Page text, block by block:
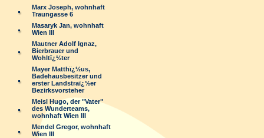
Marx Joseph, wohnhaft
Traungasse 6
Masaryk Jan, wohnhaft
Wien III
Mautner Adolf Ignaz,
Bierbrauer und
Wohltï¿½ter
Mayer Matthï¿½us,
Badehausbesitzer und
erster Landstraï¿½er
Bezirksvorsteher
Meisl Hugo, der "Vater"
des Wunderteams,
wohnhaft Wien III
Mendel Gregor, wohnhaft
Wien III